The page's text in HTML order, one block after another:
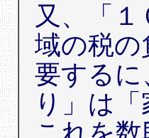
又、「
域の税
要する
り」は